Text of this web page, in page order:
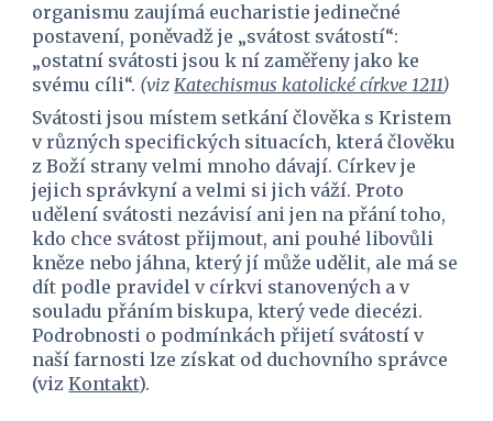
organismu zaujímá eucharistie jedinečné
postavení, poněvadž je „svátost svátostí“:
„ostatní svátosti jsou k ní zaměřeny jako ke
svému cíli“. (viz Katechismus katolické církve 1211)
Svátosti jsou místem setkání člověka s Kristem
v různých specifických situacích, která člověku
z Boží strany velmi mnoho dávají. Církev je
jejich správkyní a velmi si jich váží. Proto
udělení svátosti nezávisí ani jen na přání toho,
kdo chce svátost přijmout, ani pouhé libovůli
kněze nebo jáhna, který jí může udělit, ale má se
dít podle pravidel v církvi stanovených a v
souladu přáním biskupa, který vede diecézi.
Podrobnosti o podmínkách přijetí svátostí v
naší farnosti lze získat od duchovního správce
(viz Kontakt).